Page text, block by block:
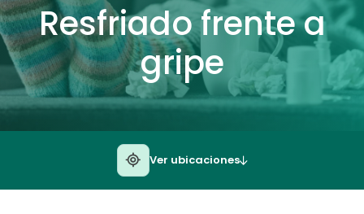
Resfriado frente a
gripe
Ver ubicaciones